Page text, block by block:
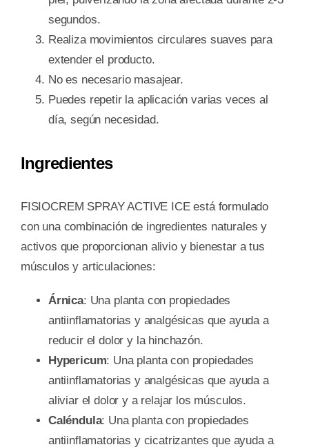
segundos.
Realiza movimientos circulares suaves para
extender el producto.
No es necesario masajear.
Puedes repetir la aplicación varias veces al
día, según necesidad.
Ingredientes
FISIOCREM SPRAY ACTIVE ICE está formulado
con una combinación de ingredientes naturales y
activos que proporcionan alivio y bienestar a tus
músculos y articulaciones:
Árnica: Una planta con propiedades
antiinflamatorias y analgésicas que ayuda a
reducir el dolor y la hinchazón.
Hypericum: Una planta con propiedades
antiinflamatorias y analgésicas que ayuda a
aliviar el dolor y a relajar los músculos.
Caléndula: Una planta con propiedades
antiinflamatorias y cicatrizantes que ayuda a